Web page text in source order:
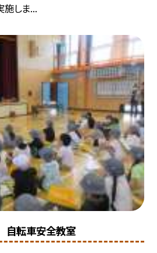
施しま...
自転車安全教室